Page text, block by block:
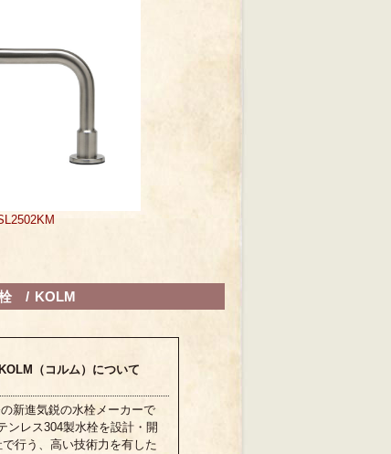
栓 / KOLM
KOLM（コルム）について
新進気鋭の水栓メーカーで
ンレス304製水栓を設計・開
行う、高い技術力を有した